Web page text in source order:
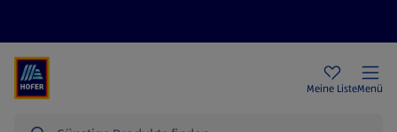
Meine ListeMenü